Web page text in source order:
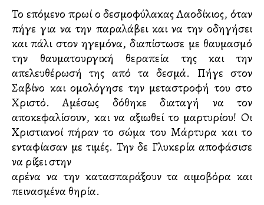
Το επόμενο πρωί ο δεσμοφύλακας Λαοδίκιος, όταν
πήγε για να την παραλάβει και να την οδηγήσει
και πάλι στον ηγεμόνα, διαπίστωσε με θαυμασμό
την θαυματουργική θεραπεία της και την
απελευθέρωσή της από τα δεσμά. Πήγε στον
Σαβίνο και ομολόγησε την μεταστροφή του στο
Χριστό. Αμέσως δόθηκε διαταγή να τον
αποκεφαλίσουν, και να αξιωθεί το μαρτυρίου! Οι
Χριστιανοί πήραν το σώμα του Μάρτυρα και το
ενταφίασαν με τιμές. Την δε Γλυκερία αποφάσισε
να ρίξει στην
αρένα να την κατασπαράξουν τα αιμοβόρα και
πεινασμένα θηρία.